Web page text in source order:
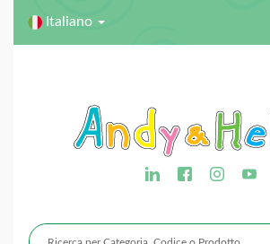
Italiano